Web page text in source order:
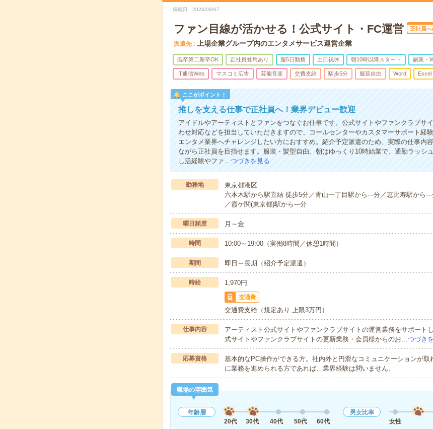
掲載日 2026/08/07
ファン目線が活かせる！公式サイト・FC運営 正社員へ
派遣先 上場企業グループ内のエンタメサービス運営企業
既卒第二新卒OK 正社員登用あり 週5日勤務 土日祝休 朝10時以降スタート 副業・
IT通信Web マスコミ広告 芸能音楽 交費支給 駅歩5分 服装自由 Word Excel
ここがポイント！
推しを支える仕事で正社員へ！業界デビュー歓迎
アイドルやアーティストとファンをつなぐお仕事です。公式サイトやファンクラブサ
わせ対応などを担当していただきますので、コールセンターやカスタマーサポート経
エンタメ業界へチャレンジしたい方におすすめ。紹介予定派遣のため、実際の仕事内
ながら正社員を目指せます。服装・髪型自由。朝はゆっくり10時始業で、通勤ラッシ
し活経験やファ…つづきを見る
勤務地
東京都港区
六本木駅から駅直結 徒歩5分／青山一丁目駅から---分／恵比寿駅から
／霞ケ関(東京都)駅から---分
曜日頻度 月～金
時間 10:00～19:00（実働8時間／休憩1時間）
期間 即日～長期（紹介予定派遣）
時給 1,970円
交通費
交通費支給（規定あり 上限3万円）
仕事内容
アーティスト公式サイトやファンクラブサイトの運営業務をサポート
式サイトやファンクラブサイトの更新業務・会員様からのお…つづき
応募資格
基本的なPC操作ができる方。社内外と円滑なコミュニケーションが取
に業務を進められる方であれば、業界経験は問いません。
職場の雰囲気
年齢層
20代
30代 40代 50代 60代
男女比率
女性